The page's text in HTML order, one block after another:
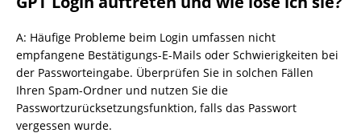
A: Häufige Probleme beim Login umfassen nicht
empfangene Bestätigungs-E-Mails oder Schwierigkeiten bei
der Passworteingabe. Überprüfen Sie in solchen Fällen
Ihren Spam-Ordner und nutzen Sie die
Passwortzurücksetzungsfunktion, falls das Passwort
vergessen wurde.